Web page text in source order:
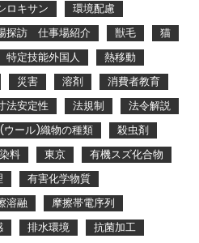
ロキサン
環境配慮
探訪 仕事場紹介 獣毛
猫
特定技能外国人
熱移動
災害 溶剤
消費者教育
法安定性 法規制
法令解説
ウール)織物の種類
殺虫剤
染料 東京
有機スズ化合物
有害化学物質
溶融
摩擦帯電序列
排水環境
抗菌加工